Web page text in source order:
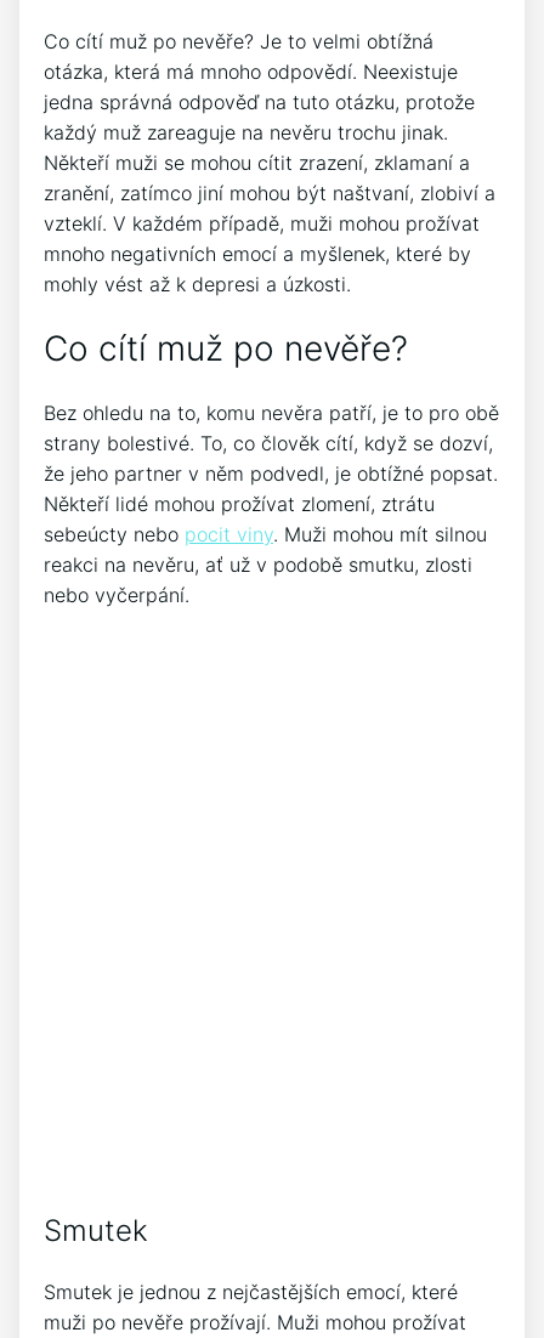
Co cítí muž po nevěře? Je to velmi obtížná
otázka, která má mnoho odpovědí. Neexistuje
jedna správná odpověď na tuto otázku, protože
každý muž zareaguje na nevěru trochu jinak.
Někteří muži se mohou cítit zrazení, zklamaní a
zranění, zatímco jiní mohou být naštvaní, zlobiví a
vzteklí. V každém případě, muži mohou prožívat
mnoho negativních emocí a myšlenek, které by
mohly vést až k depresi a úzkosti.
Co cítí muž po nevěře?
Bez ohledu na to, komu nevěra patří, je to pro obě
strany bolestivé. To, co člověk cítí, když se dozví,
že jeho partner v něm podvedl, je obtížné popsat.
Někteří lidé mohou prožívat zlomení, ztrátu
sebeúcty nebo pocit viny. Muži mohou mít silnou
reakci na nevěru, ať už v podobě smutku, zlosti
nebo vyčerpání.
Smutek
Smutek je jednou z nejčastějších emocí, které
muži po nevěře prožívají. Muži mohou prožívat